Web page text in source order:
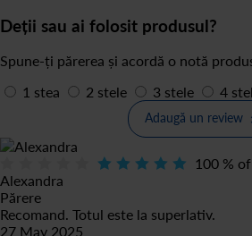
Deții sau ai folosit produsul?
Spune-ți părerea și acordă o notă
1 stea
2 stele 3 stele 4
Adaugă un review
100 % of
Alexandra
Părere
Recomand. Totul este la superlativ.
27 May 2025